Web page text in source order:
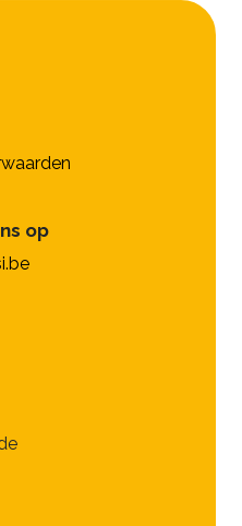
op